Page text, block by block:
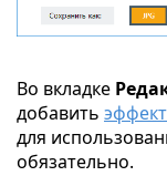
Во вкладке
добавить
для
обязательно.